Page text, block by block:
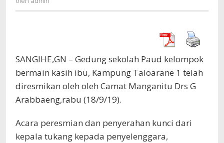
SANGIHE,GN – Gedung sekolah Paud kelompok
bermain kasih ibu, Kampung Taloarane 1 telah
diresmikan oleh oleh Camat Manganitu Drs G
Arabbaeng,rabu (18/9/19).
Acara peresmian dan penyerahan kunci dari
kepala tukang kepada penyelenggara,